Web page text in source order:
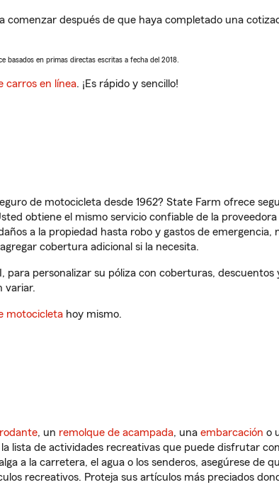
comenzar después de que haya completado una
basados en primas directas escritas a fecha del 2018.
carros en línea. ¡Es rápido y sencillo!
de motocicleta desde 1962? State Farm ofrece
obtiene el mismo servicio confiable de la proveedora
a la propiedad hasta robo y gastos de emergencia,
cobertura adicional si la necesita.
para personalizar su póliza con coberturas,
variar.
motocicleta hoy mismo.
, un remolque de acampada, una embarcación o
lista de actividades recreativas que puede disfrutar
a la carretera, el agua o los senderos, asegúrese de
recreativos. Proteja sus artículos más preciados